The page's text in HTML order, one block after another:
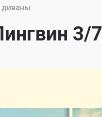
3/7